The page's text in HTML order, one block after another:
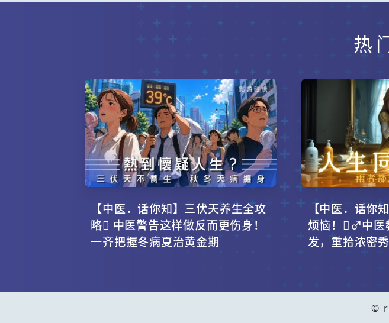
热
【中医．话你知】三伏天养生全攻
略 中医警告这样做反而更伤身！
一齐把握冬病夏治黄金期
【中医．话你
烦恼！‍♂️中医
发，重拾浓密
©